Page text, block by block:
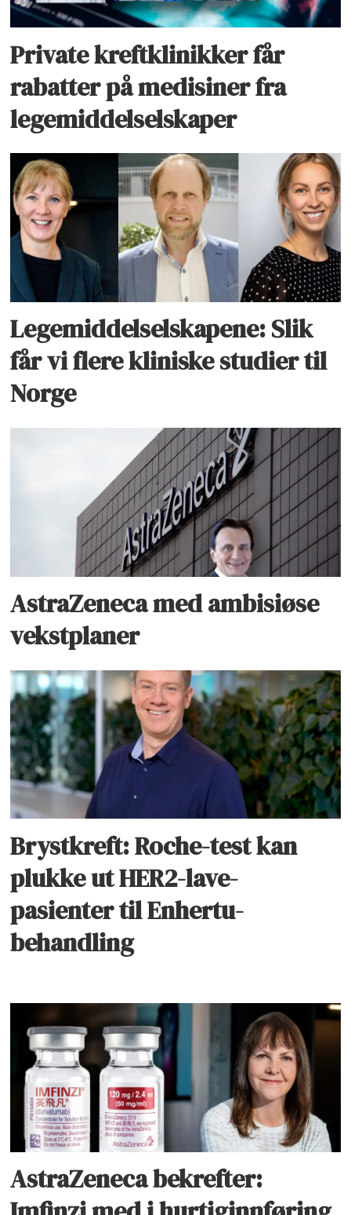
Private kreftklinikker får
rabatter på medisiner fra
legemiddelselskaper
Legemiddelselskapene: Slik
får vi flere kliniske studier til
Norge
AstraZeneca med ambisiøse
vekstplaner
Brystkreft: Roche-test kan
plukke ut HER2-lave-
pasienter til Enhertu-
behandling
AstraZeneca bekrefter: